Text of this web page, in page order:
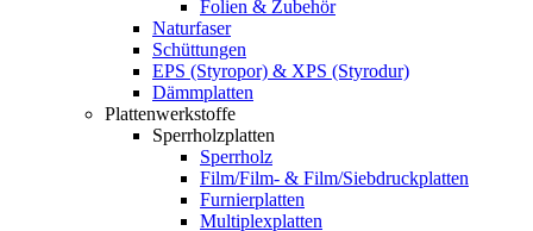
Folien & Zubehör
Naturfaser
Schüttungen
EPS (Styropor) & XPS (Styrodur)
Dämmplatten
Plattenwerkstoffe
Sperrholzplatten
Sperrholz
Film/Film- & Film/Siebdruckplatten
Furnierplatten
Multiplexplatten